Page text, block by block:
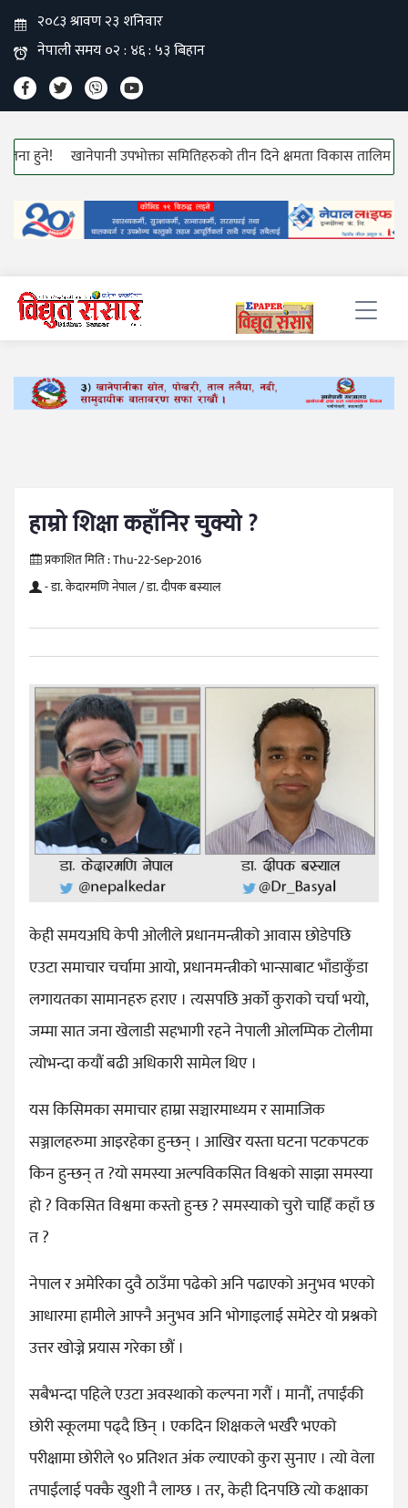
खानेपानी उपभोक्ता समितिहरुको तीन दिने क्षमता विकास तालिम सुरु!
हाम्रो शिक्षा कहाँनिर चुक्यो ?
प्रकाशित मिति :Thu-22-Sep-2016
- डा. केदारमणि नेपाल / डा. दीपक बस्याल
केही समयअघि केपी ओलीले प्रधानमन्त्रीको आवास छोडेपछि
एउटा समाचार चर्चामा आयो, प्रधानमन्त्रीको भान्साबाट भाँडाकुँडा
लगायतका सामानहरु हराए । त्यसपछि अर्को कुराको चर्चा भयो,
जम्मा सात जना खेलाडी सहभागी रहने नेपाली ओलम्पिक टोलीमा
त्योभन्दा कयौं बढी अधिकारी सामेल थिए ।
यस किसिमका समाचार हाम्रा सञ्चारमाध्यम र सामाजिक
सञ्जालहरुमा आइरहेका हुन्छन् । आखिर यस्ता घटना पटकपटक
किन हुन्छन् त ?यो समस्या अल्पविकसित विश्वको साझा समस्या
हो ? विकसित विश्वमा कस्तो हुन्छ ? समस्याको चुरो चाहिँ कहाँ छ
त ?
नेपाल र अमेरिका दुवै ठाउँमा पढेको अनि पढाएको अनुभव भएको
आधारमा हामीले आफ्नै अनुभव अनि भोगाइलाई समेटेर यो प्रश्नको
उत्तर खोज्ने प्रयास गरेका छौं ।
सबैभन्दा पहिले एउटा अवस्थाको कल्पना गरौं । मानौं, तपाईंकी
छोरी स्कूलमा पढ्दै छिन् । एकदिन शिक्षकले भर्खरै भएको
परीक्षामा छोरीले ९० प्रतिशत अंक ल्याएको कुरा सुनाए । त्यो वेला
तपाईंलाई पक्कै खुशी नै लाग्छ । तर, केही दिनपछि त्यो कक्षाका